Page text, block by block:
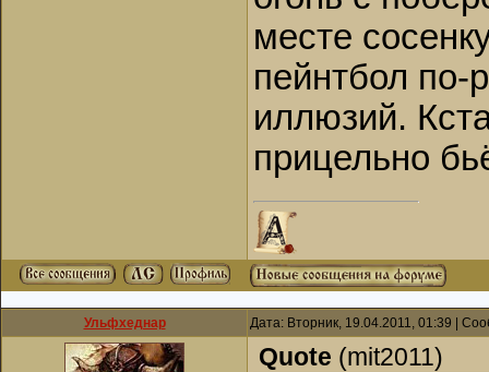
месте
пейнтбол по-
иллюзий.
прицельно
Ульфхеднар Дата: Вторник, 19.04.2011, 01:39 |
Quote (mit2011)